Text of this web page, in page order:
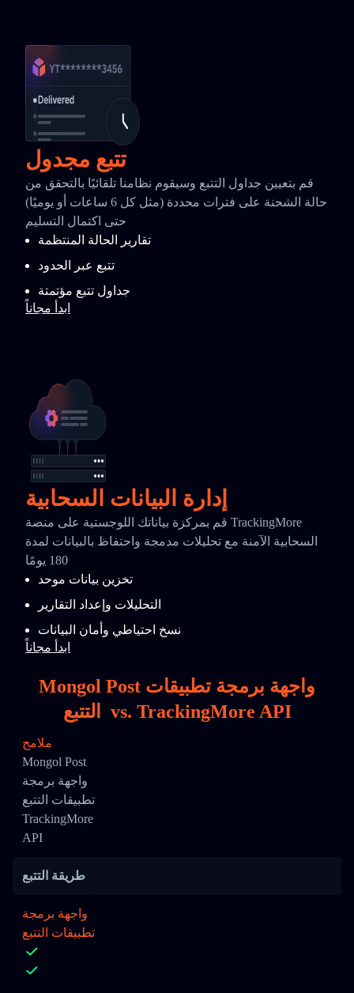
تتبع مجدول
قم بتعيين جداول التتبع وسيقوم نظامنا تلقائيًا بالتحقق من
حالة الشحنة على فترات محددة (مثل كل 6 ساعات أو يوميًا)
حتى اكتمال التسليم
تقارير الحالة المنتظمة
تتبع عبر الحدود
جداول تتبع مؤتمتة
ابدأ مجاناً
إدارة البيانات السحابية
قم بمركزة بياناتك اللوجستية على منصة TrackingMore
السحابية الآمنة مع تحليلات مدمجة واحتفاظ بالبيانات لمدة
180 يومًا
تخزين بيانات موحد
التحليلات وإعداد التقارير
نسخ احتياطي وأمان البيانات
ابدأ مجاناً
Mongol Post واجهة برمجة تطبيقات
التتبع
vs. TrackingMore API
ملامح
Mongol Post
واجهة برمجة
تطبيقات التتبع
TrackingMore
API
طريقة التتبع
واجهة برمجة
تطبيقات التتبع